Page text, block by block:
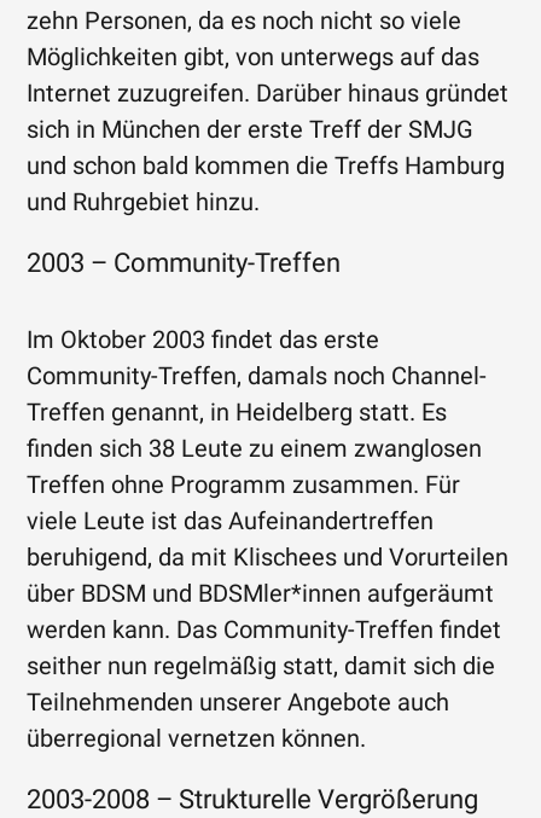
zehn Personen, da es noch nicht so viele
Möglichkeiten gibt, von unterwegs auf das
Internet zuzugreifen. Darüber hinaus gründet
sich in München der erste Treff der SMJG
und schon bald kommen die Treffs Hamburg
und Ruhrgebiet hinzu.
2003 – Community-Treffen
Im Oktober 2003 findet das erste
Community-Treffen, damals noch Channel-
Treffen genannt, in Heidelberg statt. Es
finden sich 38 Leute zu einem zwanglosen
Treffen ohne Programm zusammen. Für
viele Leute ist das Aufeinandertreffen
beruhigend, da mit Klischees und Vorurteilen
über BDSM und BDSMler*innen aufgeräumt
werden kann. Das Community-Treffen findet
seither nun regelmäßig statt, damit sich die
Teilnehmenden unserer Angebote auch
überregional vernetzen können.
2003-2008 – Strukturelle Vergrößerung